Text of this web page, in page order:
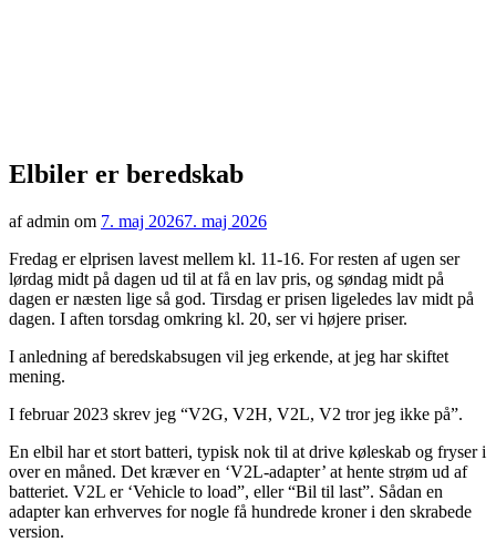
Elbiler er beredskab
af admin om 7. maj 20267. maj 2026
Fredag er elprisen lavest mellem kl. 11-16. For resten af ugen ser
lørdag midt på dagen ud til at få en lav pris, og søndag midt på
dagen er næsten lige så god. Tirsdag er prisen ligeledes lav midt på
dagen. I aften torsdag omkring kl. 20, ser vi højere priser.
I anledning af beredskabsugen vil jeg erkende, at jeg har skiftet
mening.
I februar 2023 skrev jeg “V2G, V2H, V2L, V2 tror jeg ikke på”.
En elbil har et stort batteri, typisk nok til at drive køleskab og fryser i
over en måned. Det kræver en ‘V2L-adapter’ at hente strøm ud af
batteriet. V2L er ‘Vehicle to load”, eller “Bil til last”. Sådan en
adapter kan erhverves for nogle få hundrede kroner i den skrabede
version.